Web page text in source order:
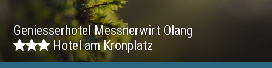
Geniesserhotel Messnerwirt Olang
Hotel am Kronplatz